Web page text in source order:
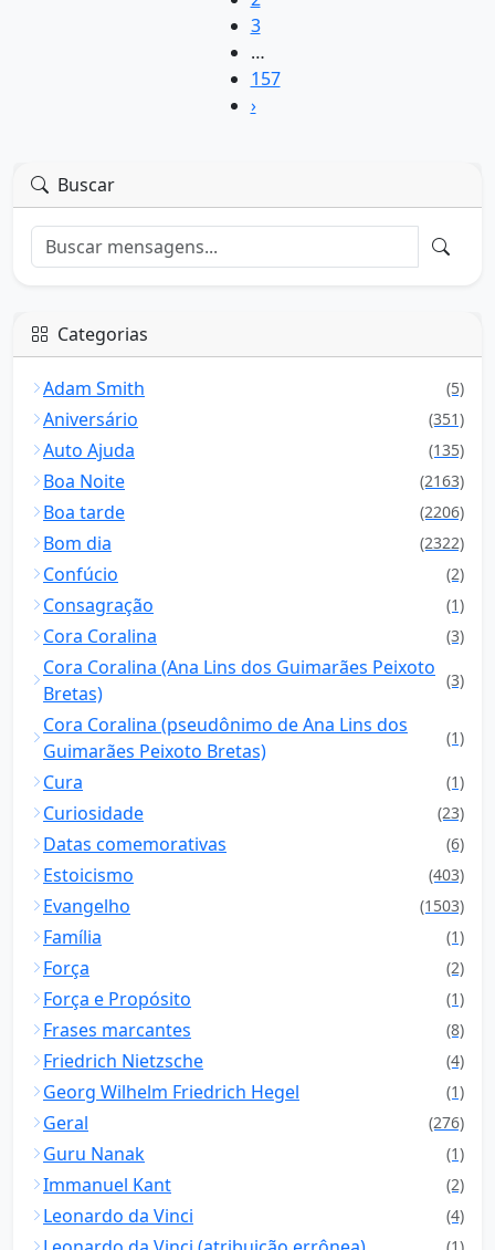
3
…
157
›
Buscar
Categorias
Adam Smith (5)
Aniversário (351)
Auto Ajuda (135)
Boa Noite (2163)
Boa tarde (2206)
Bom dia (2322)
Confúcio (2)
Consagração (1)
Cora Coralina (3)
Cora Coralina (Ana Lins dos Guimarães Peixoto
Bretas)
(3)
Cora Coralina (pseudônimo de Ana Lins dos
Guimarães Peixoto Bretas)
(1)
Cura (1)
Curiosidade (23)
Datas comemorativas (6)
Estoicismo (403)
Evangelho (1503)
Família (1)
Força (2)
Força e Propósito (1)
Frases marcantes (8)
Friedrich Nietzsche (4)
Georg Wilhelm Friedrich Hegel (1)
Geral (276)
Guru Nanak (1)
Immanuel Kant (2)
Leonardo da Vinci (4)